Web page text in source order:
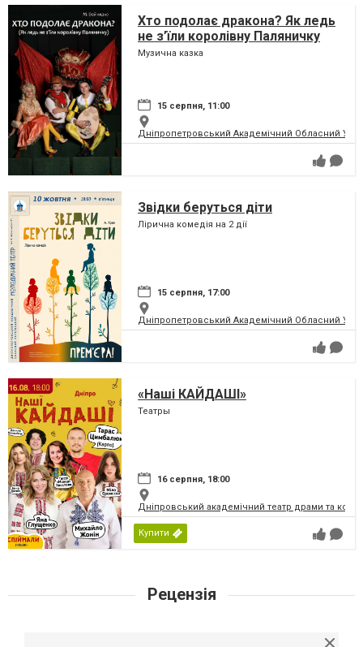
Хто подолає дракона? Як ледь
не з’їли королівну Паляничку
Музична казка
15 серпня, 11:00
Дніпропетровський Академічний Обласний
Звідки беруться діти
Лірична комедія на 2 дії
15 серпня, 17:00
Дніпропетровський Академічний Обласний
«Наші КАЙДАШІ»
Театры
16 серпня, 18:00
Дніпровський академічний театр драми та
Купити
Рецензія